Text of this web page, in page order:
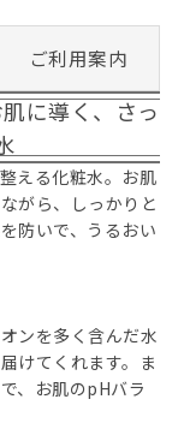
ご利用案内
に導く、さっ
える化粧水。お肌
がら、しっかりと
防いで、うるおい
ンを多く含んだ水
けてくれます。ま
、お肌のpHバラ